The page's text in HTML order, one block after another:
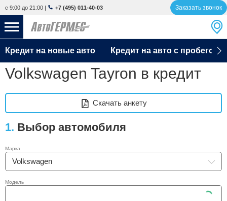
с 9:00 до 21:00 | +7 (495) 011-40-03 Заказать звонок
НОВЫЕ АВТОМОБИЛИ 4847 авто
С ПРОБЕГОМ 847 авто
УСЛУГИ
АКЦИИ
О КОМПАНИИ
Кредит на новые авто Кредит на авто с пробегом
Главная Рассчитать кредит
Volkswagen Tayron в кредит
Скачать анкету
1. Выбор автомобиля
Марка
Volkswagen
Модель